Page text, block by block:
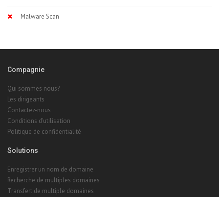
Malware Scan
Compagnie
Qui sommes nous?
Les dirigeants
Contactez-nous
Conditions d'utilisation
Politique de confidentialité
Solutions
Enregistrer un nom de domaine
Recherche de multiples domaines
Transfert de multiple domaines